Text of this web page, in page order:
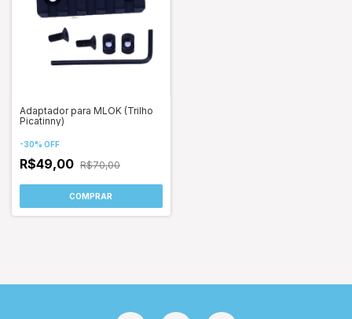
Adaptador para MLOK (Trilho
Picatinny)
-30% OFF
R$49,00 R$70,00